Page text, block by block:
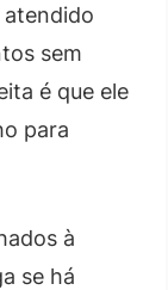
atendido
sem
é que ele
para
à
se há